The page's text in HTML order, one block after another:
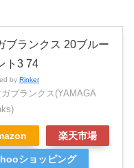
ブランクス 20ブルー
ト3 74
by Rinker
ガブランクス(YAMAGA
楽天市場
ショッピング